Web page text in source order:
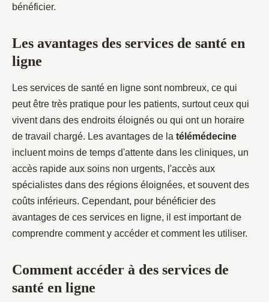
bénéficier.
Les avantages des services de santé en
ligne
Les services de santé en ligne sont nombreux, ce qui
peut être très pratique pour les patients, surtout ceux qui
vivent dans des endroits éloignés ou qui ont un horaire
de travail chargé. Les avantages de la télémédecine
incluent moins de temps d'attente dans les cliniques, un
accès rapide aux soins non urgents, l'accès aux
spécialistes dans des régions éloignées, et souvent des
coûts inférieurs. Cependant, pour bénéficier des
avantages de ces services en ligne, il est important de
comprendre comment y accéder et comment les utiliser.
Comment accéder à des services de
santé en ligne